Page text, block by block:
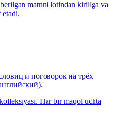
matnni lotindan kirillga va
etadi.
и поговорок на трёх
Har bir maqol uchta